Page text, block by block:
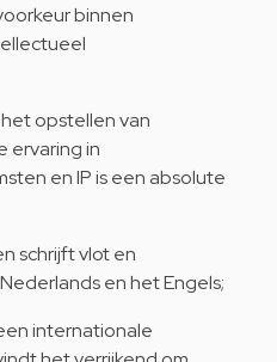
binnen
opstellen van
ervaring in
en IP is een absolute
schrijft vlot en
en het Engels;
internationale